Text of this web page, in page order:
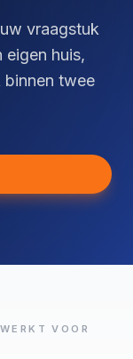
vraagstuk
eigen huis,
binnen twee
VOOR